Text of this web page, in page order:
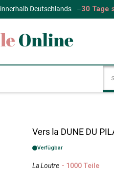
innerhalb Deutschlands –30 Tage
Vers la DUNE DU
Verfügbar
La Loutre - 1000 Teile